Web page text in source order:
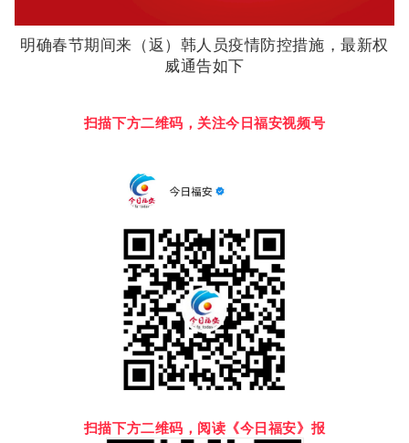
明确春节期间来（返）韩人员疫情防控措施，最新权
威通告如下
扫描下方二维码，关注今日福安视频号
扫描下方二维码，阅读《今日福安》报